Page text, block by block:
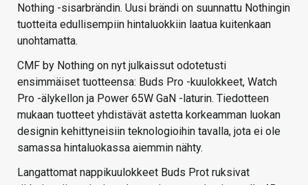
Nothing -sisarbrändin. Uusi brändi on suunnattu Nothingin
tuotteita edullisempiin hintaluokkiin laatua kuitenkaan
unohtamatta.
CMF by Nothing on nyt julkaissut odotetusti
ensimmäiset tuotteensa: Buds Pro -kuulokkeet, Watch
Pro -älykellon ja Power 65W GaN -laturin. Tiedotteen
mukaan tuotteet yhdistävät astetta korkeamman luokan
designin kehittyneisiin teknologioihin tavalla, jota ei ole
samassa hintaluokassa aiemmin nähty.
Langattomat nappikuulokkeet Buds Prot ruksivat